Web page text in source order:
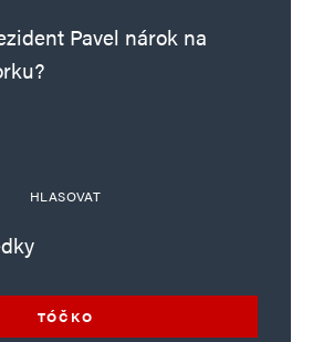
Pavel nárok na
HLASOVAT
TÓČKO